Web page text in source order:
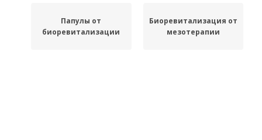
Папулы от
биоревитализации
Биоревитализация от
мезотерапии